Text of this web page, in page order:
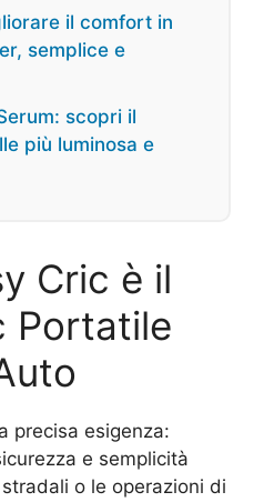
il comfort in
semplice e
scopri il
più luminosa e
Cric è il
Portatile
precisa esigenza:
e semplicità
o le operazioni di